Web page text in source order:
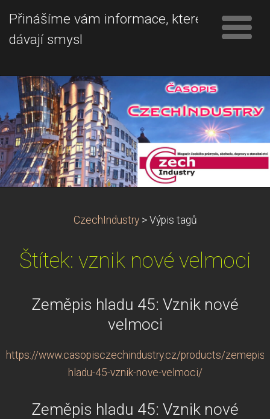
Přinášíme vám informace, které
dávají smysl
CzechIndustry > Výpis tagů
Štítek: vznik nové velmoci
Zeměpis hladu 45: Vznik nové
velmoci
https://www.casopisczechindustry.cz/products/zemepis-
hladu-45-vznik-nove-velmoci/
Zeměpis hladu 45: Vznik nové